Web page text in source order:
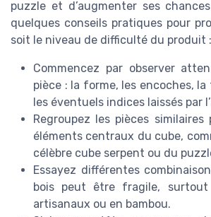
puzzle et d’augmenter ses
quelques conseils pratiques pour
soit le niveau de difficulté du produit :
Commencez par observer
pièce : la forme, les encoches,
les éventuels indices laissés par
Regroupez les pièces
éléments centraux du cube,
célèbre cube serpent ou du
Essayez différentes
bois peut être fragile, surtout
artisanaux ou en bambou.